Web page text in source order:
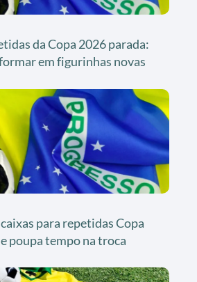
da Copa 2026 parada:
em figurinhas novas
para repetidas Copa
poupa tempo na troca